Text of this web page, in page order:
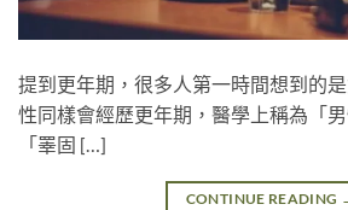
提到更年期，很多人第一時間想到的
性同樣會經歷更年期，醫學上稱為「
「睪固 […]
CONTINUE READING